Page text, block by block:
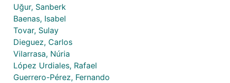
Uğur, Sanberk
Baenas, Isabel
Tovar, Sulay
Dieguez, Carlos
Vilarrasa, Núria
López Urdiales, Rafael
Guerrero-Pérez, Fernando